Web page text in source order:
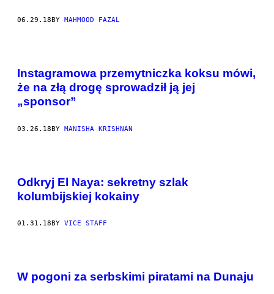
06.29.18 BY MAHMOOD FAZAL
Instagramowa przemytniczka koksu mówi,
że na złą drogę sprowadził ją jej
„sponsor”
03.26.18BY MANISHA KRISHNAN
Odkryj El Naya: sekretny szlak
kolumbijskiej kokainy
01.31.18 BY VICE STAFF
W pogoni za serbskimi piratami na Dunaju